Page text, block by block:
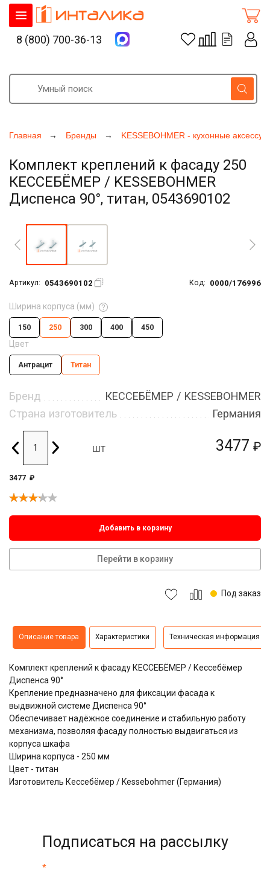
Главная Бренды KESSEBOHMER - кухонные
Комплект креплений к фасаду 250
КЕССЕБЁМЕР / KESSEBOHMER
Диспенса 90°, титан, 0543690102
Артикул: 0543690102 Код: 0000/176996
3477 ₽
Ширина корпуса (мм)
150 250 300 400 450
Цвет
Антрацит Титан
Бренд
КЕССЕБЁМЕР / KESSEBOHMER
Страна изготовитель
Германия
шт
3477 ₽
Добавить в корзину
Перейти в корзину
Под заказ
Описание товара Характеристики Техническая информация
Комплект креплений к фасаду КЕССЕБЁМЕР / Кессебёмер
Диспенса 90°
Крепление предназначено для фиксации фасада к
выдвижной системе Диспенса 90°
Обеспечивает надёжное соединение и стабильную работу
механизма, позволяя фасаду полностью выдвигаться из
корпуса шкафа
Ширина корпуса - 250 мм
Цвет - титан
Изготовитель Кессебёмер / Kessebohmer (Германия)
8 (800) 700-36-13
Подписаться на рассылку
*